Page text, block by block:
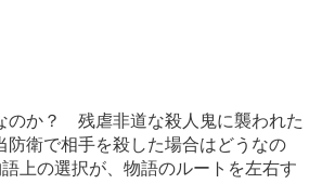
のか？ 残虐非道な殺人鬼に襲われた
防衛で相手を殺した場合はどうなの
上の選択が、物語のルートを左右す